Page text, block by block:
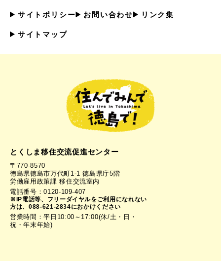
サイトポリシー お問い合わせ リンク集
サイトマップ
とくしま移住交流促進センター
〒770-8570
徳島県徳島市万代町1-1 徳島県庁5階
労働雇用政策課 移住交流室内
電話番号：0120-109-407
※IP電話等、フリーダイヤルをご利用になれない
方は、088-621-2834におかけください
営業時間：平日10:00～17:00(休/土・日・
祝・年末年始)